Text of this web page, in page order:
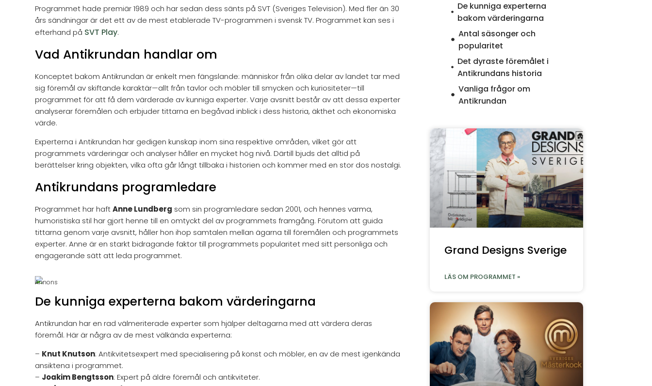
Programmet hade premiär 1989 och har sedan dess sänts på SVT (Sveriges Television). Med fler än 30
års sändningar är det ett av de mest etablerade TV-programmen i svensk TV. Programmet kan ses i
efterhand på SVT Play.
Vad Antikrundan handlar om
Konceptet bakom Antikrundan är enkelt men fängslande: människor från olika delar av landet tar med
sig föremål av skiftande karaktär—allt från tavlor och möbler till smycken och kuriositeter—till
programmet för att få dem värderade av kunniga experter. Varje avsnitt består av att dessa experter
analyserar föremålen och erbjuder tittarna en begåvad inblick i dess historia, äkthet och ekonomiska
värde.
Experterna i Antikrundan har gedigen kunskap inom sina respektive områden, vilket gör att
programmets värderingar och analyser håller en mycket hög nivå. Därtill bjuds det alltid på
berättelser kring objekten, vilka ofta går långt tillbaka i historien och kommer med en stor dos nostalgi.
Antikrundans programledare
Programmet har haftAnne Lundberg som sin programledare sedan 2001, och hennes varma,
humoristiska stil har gjort henne till en omtyckt del av programmets framgång. Förutom att guida
tittarna genom varje avsnitt, håller hon ihop samtalen mellan ägarna till föremålen och programmets
experter. Anne är en starkt bidragande faktor till programmets popularitet med sitt personliga och
engagerande sätt att leda programmet.
Annons
De kunniga experterna bakom värderingarna
Antikrundan har en rad välmeriterade experter som hjälper deltagarna med att värdera deras
föremål. Här är några av de mest välkända experterna:
– Knut Knutson: Antikvitetsexpert med specialisering på konst och möbler, en av de mest igenkända
ansiktena i programmet.
– Joakim Bengtsson: Expert på äldre föremål och antikviteter.
De kunniga experterna
bakom värderingarna
Antal säsonger och
popularitet
Det dyraste föremålet i
Antikrundans historia
Vanliga frågor om
Antikrundan
Grand Designs Sverige
LÄS OM PROGRAMMET »